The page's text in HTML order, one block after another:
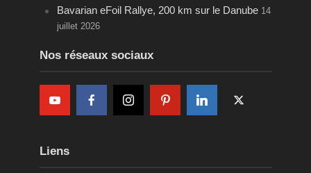
Bavarian eFoil Rallye, 200 km sur le Danube 14
juillet 2026
Nos réseaux sociaux
Liens